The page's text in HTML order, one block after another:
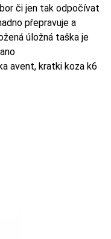
či jen tak odpočívat
přepravuje a
úložná taška je
avent, kratki koza k6